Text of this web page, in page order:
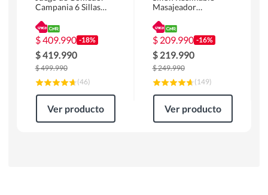
Campania 6 Sillas
180 x 90 x 76 cm
Café
$409.990 -18%
$419.990
$499.990
(46)
Ver producto
Masajeador
Atlanta 91x101x94
cm Negro
$ 209.990 -16%
$ 219.990
$249.990
(149)
Ver producto